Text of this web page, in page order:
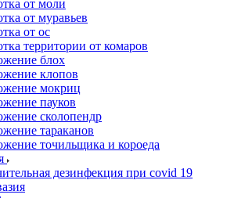
от моли
от муравьев
от ос
территории от комаров
блох
клопов
мокриц
пауков
сколопендр
тараканов
точильщика и короеда
дезинфекция при covid 19